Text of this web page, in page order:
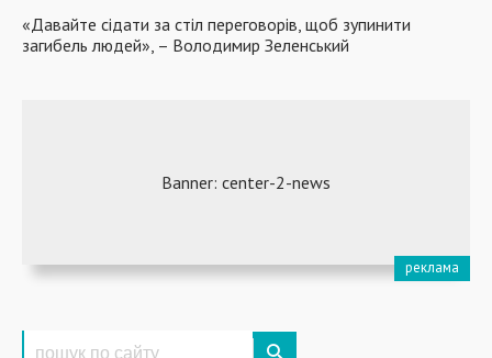
«Давайте сідати за стіл переговорів, щоб зупинити
загибель людей», – Володимир Зеленський